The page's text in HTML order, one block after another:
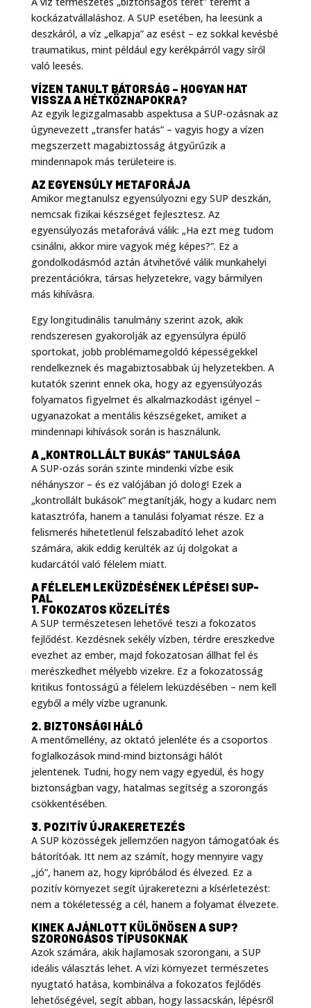
kockázatvállaláshoz. A SUP esetében, ha leesünk a
deszkáról, a víz „elkapja” az esést – ez sokkal kevésbé
traumatikus, mint például egy kerékpárról vagy síről
való leesés.
VÍZEN TANULT BÁTORSÁG – HOGYAN HAT
VISSZA A HÉTKÖZNAPOKRA?
Az egyik legizgalmasabb aspektusa a SUP-ozásnak az
úgynevezett „transfer hatás” – vagyis hogy a vízen
megszerzett magabiztosság átgyűrűzik a
mindennapok más területeire is.
AZ EGYENSÚLY METAFORÁJA
Amikor megtanulsz egyensúlyozni egy SUP deszkán,
nemcsak fizikai készséget fejlesztesz. Az
egyensúlyozás metaforává válik: „Ha ezt meg tudom
csinálni, akkor mire vagyok még képes?”. Ez a
gondolkodásmód aztán átvihetővé válik munkahelyi
prezentációkra, társas helyzetekre, vagy bármilyen
más kihívásra.
Egy longitudinális tanulmány szerint azok, akik
rendszeresen gyakorolják az egyensúlyra épülő
sportokat, jobb problémamegoldó képességekkel
rendelkeznek és magabiztosabbak új helyzetekben. A
kutatók szerint ennek oka, hogy az egyensúlyozás
folyamatos figyelmet és alkalmazkodást igényel –
ugyanazokat a mentális készségeket, amiket a
mindennapi kihívások során is használunk.
A „KONTROLLÁLT BUKÁS” TANULSÁGA
A SUP-ozás során szinte mindenki vízbe esik
néhányszor – és ez valójában jó dolog! Ezek a
„kontrollált bukások” megtanítják, hogy a kudarc nem
katasztrófa, hanem a tanulási folyamat része. Ez a
felismerés hihetetlenül felszabadító lehet azok
számára, akik eddig kerülték az új dolgokat a
kudarcától való félelem miatt.
A FÉLELEM LEKÜZDÉSÉNEK LÉPÉSEI SUP-
PAL
1. FOKOZATOS KÖZELÍTÉS
A SUP természetesen lehetővé teszi a fokozatos
fejlődést. Kezdésnek sekély vízben, térdre ereszkedve
evezhet az ember, majd fokozatosan állhat fel és
merészkedhet mélyebb vizekre. Ez a fokozatosság
kritikus fontosságú a félelem leküzdésében – nem kell
egyből a mély vízbe ugranunk.
2. BIZTONSÁGI HÁLÓ
A mentőmellény, az oktató jelenléte és a csoportos
foglalkozások mind-mind biztonsági hálót
jelentenek. Tudni, hogy nem vagy egyedül, és hogy
biztonságban vagy, hatalmas segítség a szorongás
csökkentésében.
3. POZITÍV ÚJRAKERETEZÉS
A SUP közösségek jellemzően nagyon támogatóak és
bátorítóak. Itt nem az számít, hogy mennyire vagy
„jó”, hanem az, hogy kipróbálod és élvezed. Ez a
pozitív környezet segít újrakeretezni a kísérletezést:
nem a tökéletesség a cél, hanem a folyamat élvezete.
KINEK AJÁNLOTT KÜLÖNÖSEN A SUP?
SZORONGÁSOS TÍPUSOKNAK
Azok számára, akik hajlamosak szorongani, a SUP
ideális választás lehet. A vízi környezet természetes
nyugtató hatása, kombinálva a fokozatos fejlődés
lehetőségével, segít abban, hogy lassacskán, lépésről